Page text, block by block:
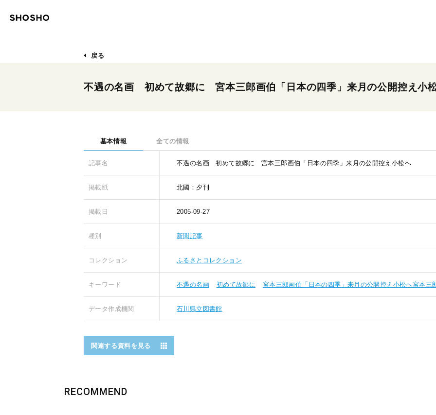
戻る
不遇の名画 初めて故郷に 宮本三郎画伯「日本の四季」来月の公開控え小
基本情報 全ての情報
記事名 不遇の名画 初めて故郷に 宮本三郎画伯「日本の四季」来月の公開控え小松へ
掲載紙 北國：夕刊
掲載日 2005-09-27
種別 新聞記事
コレクション ふるさとコレクション
キーワード 不遇の名画 初めて故郷に 宮本三郎画伯「日本の四季」来月の公開控え小松へ宮本三
データ作成機関 石川県立図書館
関連する資料を見る
RECOMMEND